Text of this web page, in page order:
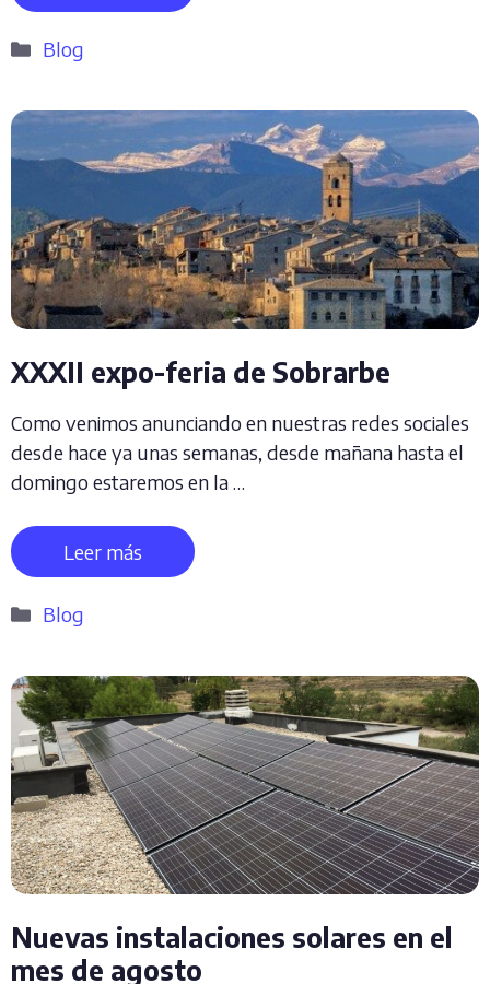
Categorías
Blog
XXXII expo-feria de Sobrarbe
Como venimos anunciando en nuestras redes sociales
desde hace ya unas semanas, desde mañana hasta el
domingo estaremos en la …
Leer más
Categorías
Blog
Nuevas instalaciones solares en el
mes de agosto